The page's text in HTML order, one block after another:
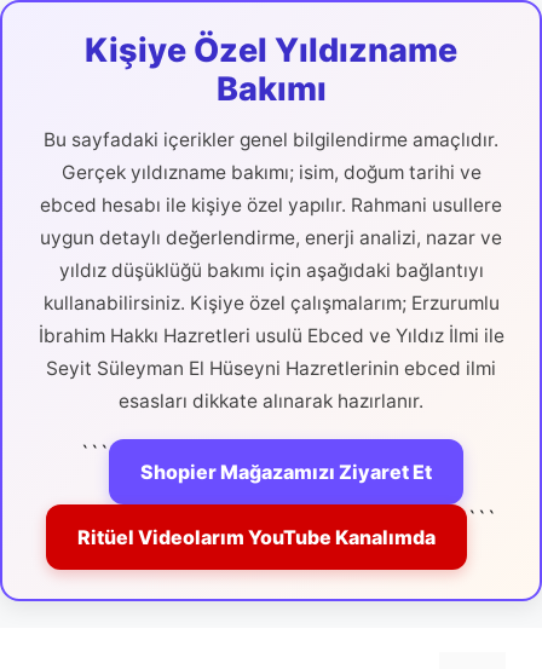
Kişiye Özel Yıldızname
Bakımı
Bu sayfadaki içerikler genel bilgilendirme amaçlıdır.
Gerçek yıldızname bakımı; isim, doğum tarihi ve
ebced hesabı ile kişiye özel yapılır. Rahmani usullere
uygun detaylı değerlendirme, enerji analizi, nazar ve
yıldız düşüklüğü bakımı için aşağıdaki bağlantıyı
kullanabilirsiniz. Kişiye özel çalışmalarım; Erzurumlu
İbrahim Hakkı Hazretleri usulü Ebced ve Yıldız İlmi ile
Seyit Süleyman El Hüseyni Hazretlerinin ebced ilmi
esasları dikkate alınarak hazırlanır.
```
Shopier Mağazamızı Ziyaret Et
Ritüel Videolarım YouTube Kanalımda
```